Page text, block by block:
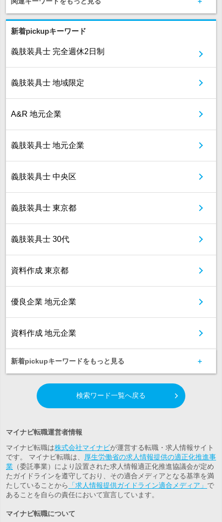
新着pickupキーワード
義肢装具士 完全週休2日制
義肢装具士 地域限定
A&R 地元企業
義肢装具士 地元企業
義肢装具士 中央区
義肢装具士 東京都
義肢装具士 30代
資料作成 東京都
優良企業 地元企業
資料作成 地元企業
新着pickupキーワードをもっと見る
検索ワード一覧へ戻る
マイナビ転職運営者情報
マイナビ転職は株式会社マイナビが運営する転職・求人情報サイト
です。 マイナビ転職は、
厚生労働省の求人情報提供の適正化推進事
業 （委託事業）により設置された求人情報適正化推進協議会が定め
たガイドラインを遵守しており、その適合メディアとなる基準を満
たしていることから
「求人情報提供ガイドライン適合メディア」 で
あることを自らの責任において宣言しています。
マイナビ転職について